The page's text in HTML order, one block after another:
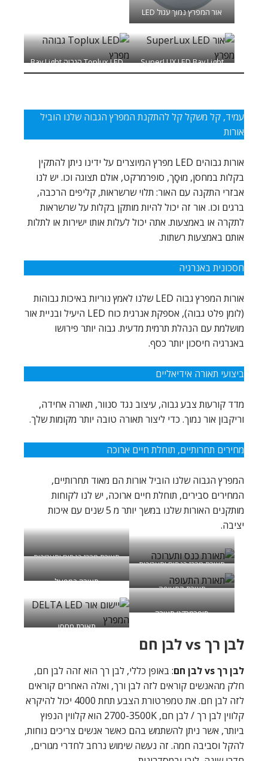
אור המפרץ נמוך עגול LED
SuperLUX LED Bay Light Toplux LED הגבוה Bay Light
עמיד, קל משקל קל להתקנת המפרץ הגבוה שלנו הוביל
אורות
אורות גבוהים LED מפרץ המיוצרים על ידינו ניתן להתקין
בקלות במחסן, מוּסָך, סופרמרקט, אולם תצוגה וכו. יש לנו
אבזרי התקנה עם האור: תלוי שרשראות, קליפים הרכבה,
ברגים וכו. אור זה יכול להיות מותקן בקלות על שרשראות
לתקרה או באמצעות. אתה יכול לעלות אותו ישירות או לתלות
אותם באמצעות רשתות.
חסכונית באנרגיה
אורות המפרץ גבוה LED שלנו לאמץ נוריות באיכות גבוהות
(לומן פלט גבוה), אספקת אנרגית כוח LED היעיל ובניית אור
מושלמת עם הנהלת תרמית מדעית. גבוה יותר פירושו
באנרגיה חיסכון יותר כסף.
ביצועי תאורה אידיאליים
מדד קורעות צבע גבוה, עיצוב נגד סנוור, תאורה אחידה,
וריקבון אור נמוך. כדי ליצור תאורה טובה יותר מקומות שלך.
מחירים תחרותיים, תוחלת חיים ארוכה
המפרץ הגבוה שלנו הוביל אורות הם מאוד תחרותיים,
המחירים סבירים, תוחלת חיים ארוכה, יש לנו לקוחות
מותקנים האורות שלנו במשך יותר מ 5 שנים עם איכות
יציבה.
תאורת מרכז כנסים ותערוכות
תאורת מרכז כנסים ותערוכות
תאורת התעופה
תאורה במפעל
סופרמרקט תאורה
תאורת מחסן
לבן רך vs לבן חם
לבן רך vs לבן חם
: באופן כללי, לבן רך הוא זהה לבן חם,
חלק מהאנשים קוראים לזה לבן ורך, ואלה האחרים קוראים
לזה לבן חם. את טמפרטורת הצבע תחת 4000 יכול להיקרא
קלווין לבן רך / לבן חם, 2700-3500K הוא קלווין הנפוץ
ביותר, אשר ניתן להשתמש בהם כאשר אנשים צריכים נוחות,
להקל וסביבה חמה. זה נעשה שימוש נרחב לחדרי מגורים,